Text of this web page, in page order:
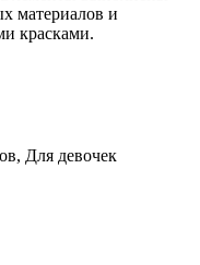
материалов и
красками.
Для девочек